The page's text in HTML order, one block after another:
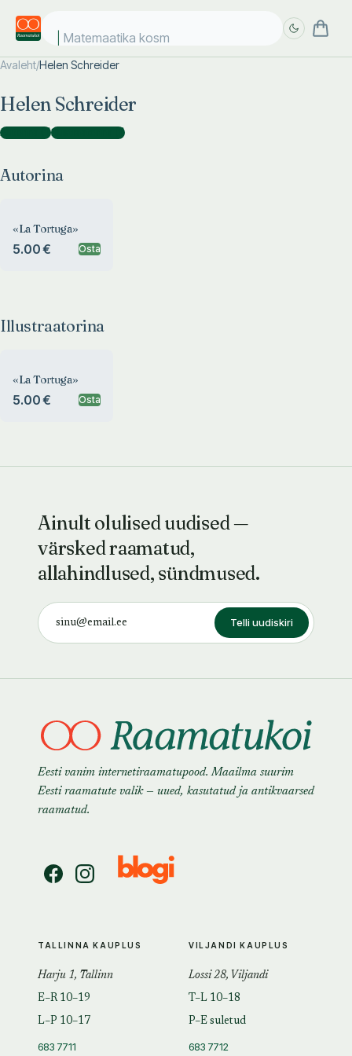
Matemaatika kosmo
Avaleht/Helen Schreider
Helen Schreider
Autorina )Illustraatorina )
Autorina
«La Tortuga»
5.00 € Osta
Illustraatorina
«La Tortuga»
5.00 € Osta
Ainult olulised uudised —
värsked raamatud,
allahindlused, sündmused.
Telli uudiskiri
Eesti vanim internetiraamatupood. Maailma suurim
Eesti raamatute valik — uued, kasutatud ja antikvaarsed
raamatud.
TALLINNA KAUPLUS
Harju 1, Tallinn
E–R 10–19
L–P 10–17
683 7711
VILJANDI KAUPLUS
Lossi 28, Viljandi
T–L 10–18
P–E suletud
683 7712